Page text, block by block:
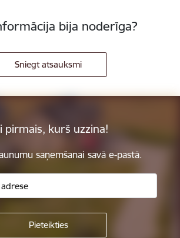
bija noderīga?
Sniegt atsauksmi
pirmais, kurš uzzina!
saņemšanai savā e-pastā.